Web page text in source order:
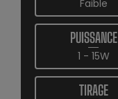
Faible
PUISSANCE
1 - 15W
TIRAGE